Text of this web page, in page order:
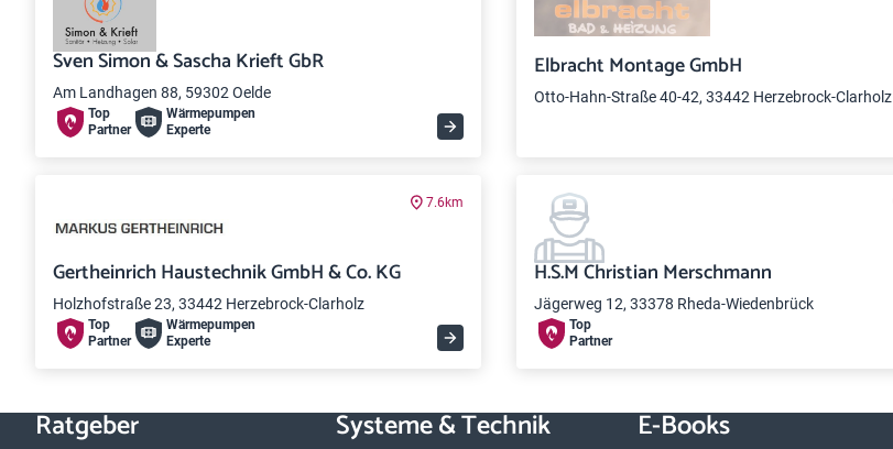
Sven Simon & Sascha Krieft GbR
Am Landhagen 88, 59302 Oelde
Top
Partner
Wärme­pumpen
Experte
Elbracht Montage GmbH
Otto-Hahn-Straße 40-42, 33442 Herzebrock-Clarholz
7.6km
Gertheinrich Haustechnik GmbH & Co. KG
Holzhofstraße 23, 33442 Herzebrock-Clarholz
Top
Partner
Wärme­pumpen
Experte
H.S.M Christian Merschmann
Jägerweg 12, 33378 Rheda-Wiedenbrück
Top
Partner
Ratgeber Systeme & Technik E-Books